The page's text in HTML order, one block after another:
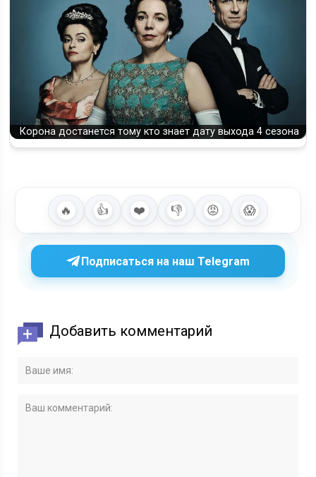
Корона достанется тому кто знает дату выхода 4 сезона
🔥 👍 ❤️ 👎 😡 😱
Подписаться на наш Telegram
Добавить комментарий